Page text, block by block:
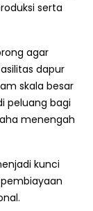
serta
agar
dapur
skala besar
peluang bagi
menengah
kunci